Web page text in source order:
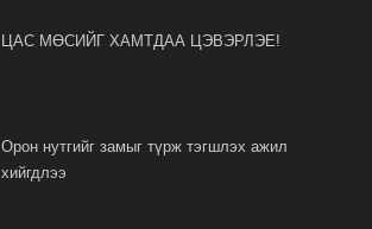
ЦАС МӨСИЙГ ХАМТДАА ЦЭВЭРЛЭЕ!
Орон нутгийг замыг түрж тэгшлэх ажил
хийгдлээ